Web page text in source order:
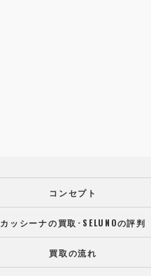
コンセプト
カッシーナの買取･SELUNOの評判
買取の流れ